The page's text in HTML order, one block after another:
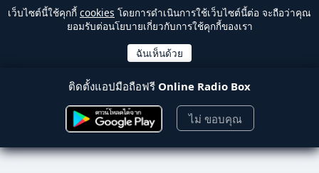
เว็บไซต์นี้ใช้คุกกี้ cookies โดยการดำเนินการใช้เว็บไซต์นี้ต่อ จะถือว่าคุณ
ยอมรับต่อนโยบายเกี่ยวกับการใช้คุกกี้ของเรา
ติดตั้งแอปมือถือฟรี Online Radio Box
ไม่ ขอบคุณ